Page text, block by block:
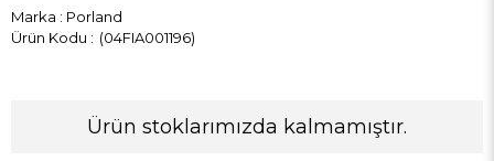
Marka : Porland
(04FIA001196)
Ürün stoklarımızda kalmamıştır.